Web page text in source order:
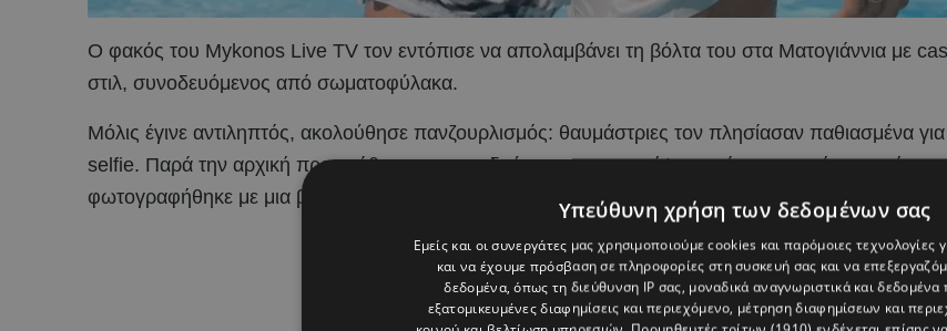
Ο φακός του Mykonos Live TV τον εντόπισε να απολαμβάνει τη βόλτα του στα Ματογιάννια με
στιλ, συνοδευόμενος από σωματοφύλακα.
Μόλις έγινε αντιληπτός, ακολούθησε πανζουρλισμός: θαυμάστριες τον πλησίασαν παθιασμένα για
selfie. Παρά την αρχική προσπάθεια του συνοδού να μη το επιτρέψει, εκείνος, με γνήσια ευγένεια,
φωτογραφήθηκε με μια βραζιλιάνα θαυμάστρια και τις φίλες της.Υπεύθυνη χρήση των δεδομένων σας
Εμείς και οι συνεργάτες μας χρησιμοποιούμε cookies και παρόμοιες τεχνολογίες
και να έχουμε πρόσβαση σε πληροφορίες στη συσκευή σας και να
δεδομένα, όπως τη διεύθυνση IP σας, μοναδικά αναγνωριστικά και δεδομένα
εξατομικευμένες διαφημίσεις και περιεχόμενο, μέτρηση διαφημίσεων και